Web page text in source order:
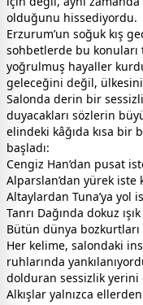
olduğunu hissediyordu.
Erzurum’un soğuk kış
sohbetlerde bu konuları
yoğrulmuş hayaller
geleceğini değil,
Salonda derin bir
duyacakları sözlerin
elindeki kâğıda kısa bir
başladı:
Cengiz Han’dan pusat
Alparslan’dan yürek iste
Altaylardan Tuna’ya yol
Tanrı Dağında dokuz
Bütün dünya bozkurtları
Her kelime, salondaki
ruhlarında
dolduran sessizlik yerini
Alkışlar yalnızca